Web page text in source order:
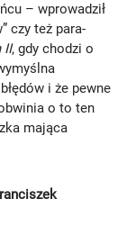
– wprowadził
czy też para-
II, gdy chodzi o
i że pewne
o to ten
mająca